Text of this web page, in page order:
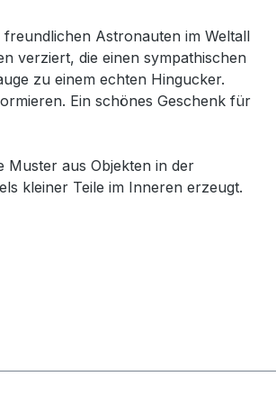
Astronauten im Weltall
verziert, die einen sympathischen
zu einem echten Hingucker.
Ein schönes Geschenk für
Muster aus Objekten in der
kleiner Teile im Inneren erzeugt.